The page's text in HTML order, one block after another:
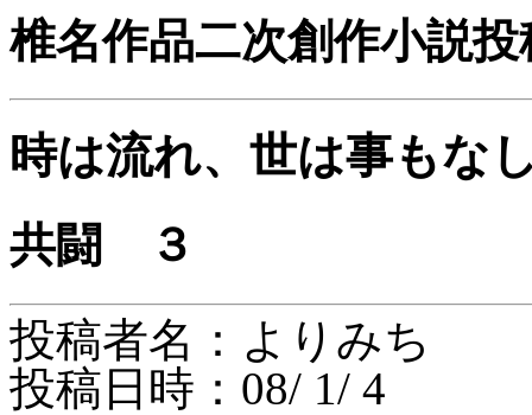
椎名作品二次創作小説投
時は流れ、世は事もな
共闘 ３
投稿者名：よりみち
投稿日時：08/ 1/ 4